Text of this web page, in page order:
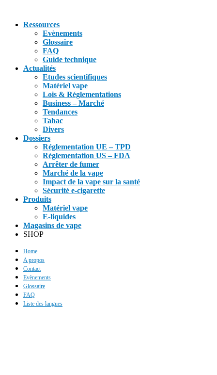
Ressources
Evènements
Glossaire
FAQ
Guide technique
Actualités
Etudes scientifiques
Matériel vape
Lois & Réglementations
Business – Marché
Tendances
Tabac
Divers
Dossiers
Réglementation UE – TPD
Réglementation US – FDA
Arrêter de fumer
Marché de la vape
Impact de la vape sur la santé
Sécurité e-cigarette
Produits
Matériel vape
E-liquides
Magasins de vape
SHOP
Home
A propos
Contact
Evènements
Glossaire
FAQ
Liste des langues